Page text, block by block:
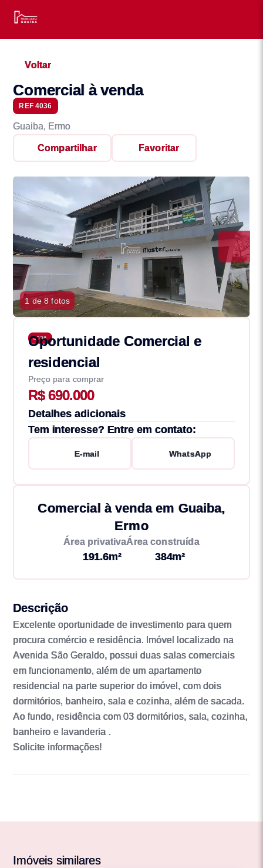
Voltar
Comercial à venda
REF 4036
Guaiba, Ermo
Compartilhar Favoritar
1 de 8 fotos
4036
Oportunidade Comercial e
residencial
Preço para comprar
R$ 690.000
Detalhes adicionais
Tem interesse? Entre em contato:
E-mail WhatsApp
Comercial à venda em Guaiba,
Ermo
Área privativa
191.6m²
Área construída
384m²
Descrição
Excelente oportunidade de investimento para quem
procura comércio e residência. Imóvel localizado na
Avenida São Geraldo, possui duas salas comerciais
em funcionamento, além de um apartamento
residencial na parte superior do imóvel, com dois
dormitórios, banheiro, sala e cozinha, além de sacada.
Ao fundo, residência com 03 dormitórios, sala, cozinha,
banheiro e lavanderia .
Solicite informações!
Imóveis similares